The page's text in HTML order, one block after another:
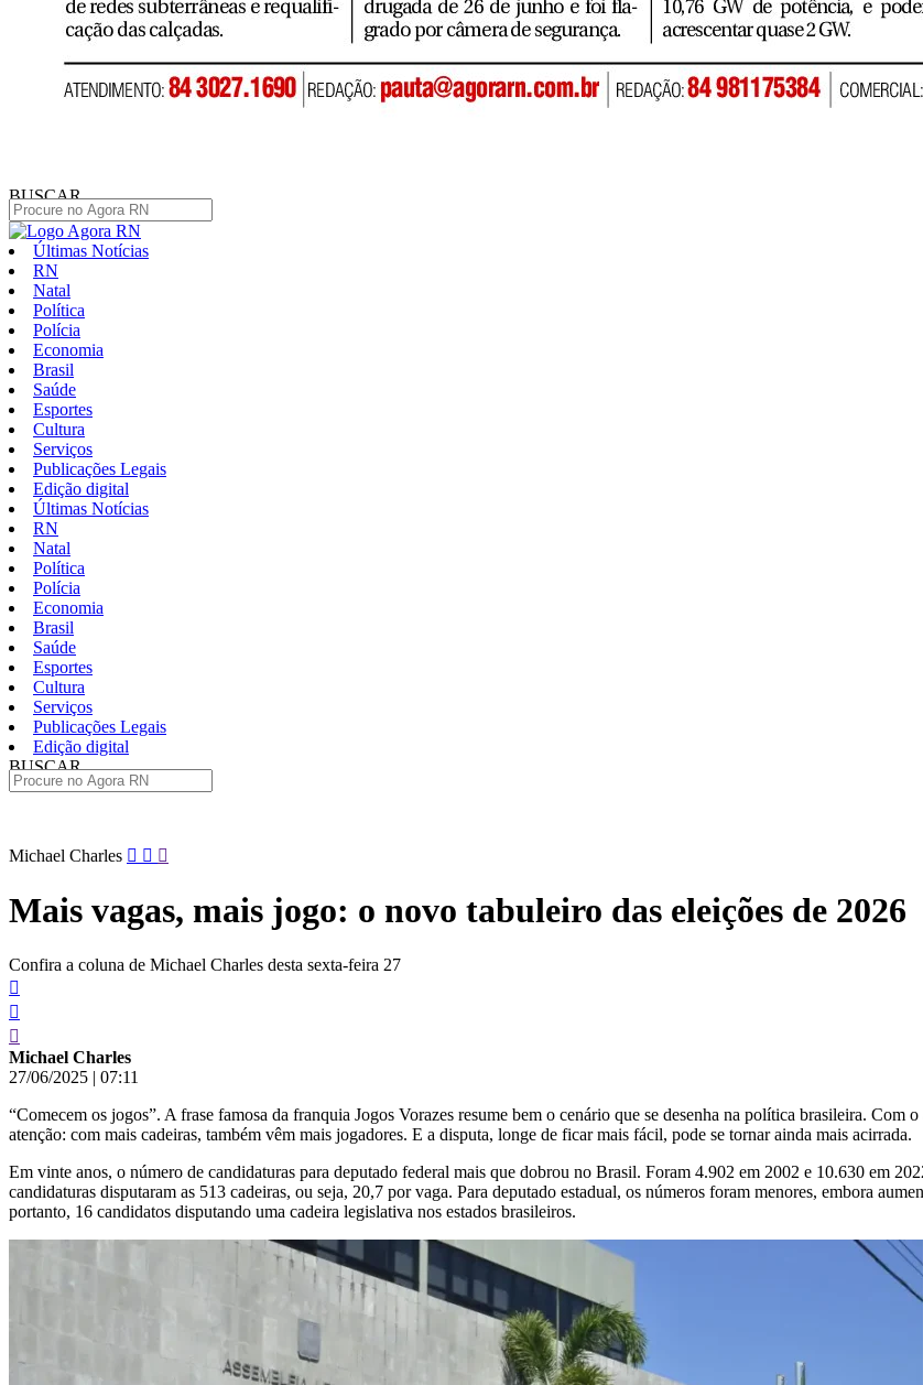
BUSCAR
Últimas Notícias
RN
Natal
Política
Polícia
Economia
Brasil
Saúde
Esportes
Cultura
Serviços
Publicações Legais
Edição digital
Últimas Notícias
RN
Natal
Política
Polícia
Economia
Brasil
Saúde
Esportes
Cultura
Serviços
Publicações Legais
Edição digital
BUSCAR
Pular
conteúdo
Michael Charles
Mais vagas, mais jogo: o novo tabuleiro das eleições de 2026
Confira a coluna de Michael Charles desta sexta-feira 27
Michael Charles
27/06/2025 | 07:11
“Comecem os jogos”. A frase famosa da franquia Jogos Vorazes resume bem o cenário que se desenha na política brasileira. Com o
atenção: com mais cadeiras, também vêm mais jogadores. E a disputa, longe de ficar mais fácil, pode se tornar ainda mais acirrada.
Em vinte anos, o número de candidaturas para deputado federal mais que dobrou no Brasil. Foram 4.902 em 2002 e 10.630 em
candidaturas disputaram as 513 cadeiras, ou seja, 20,7 por vaga. Para deputado estadual, os números foram menores, embora
portanto, 16 candidatos disputando uma cadeira legislativa nos estados brasileiros.